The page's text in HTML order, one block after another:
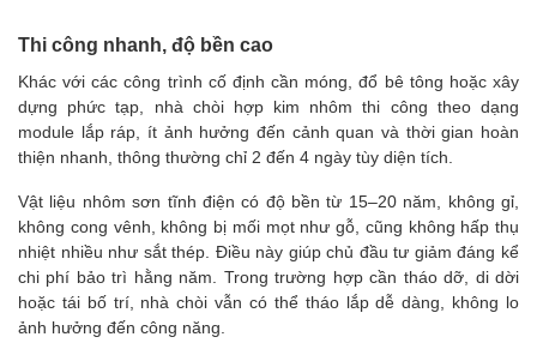
Thi công nhanh, độ bền cao
Khác với các công trình cố định cần móng, đổ bê tông hoặc xây
dựng phức tạp, nhà chòi hợp kim nhôm thi công theo dạng
module lắp ráp, ít ảnh hưởng đến cảnh quan và thời gian hoàn
thiện nhanh, thông thường chỉ 2 đến 4 ngày tùy diện tích.
Vật liệu nhôm sơn tĩnh điện có độ bền từ 15–20 năm, không gỉ,
không cong vênh, không bị mối mọt như gỗ, cũng không hấp thụ
nhiệt nhiều như sắt thép. Điều này giúp chủ đầu tư giảm đáng kể
chi phí bảo trì hằng năm. Trong trường hợp cần tháo dỡ, di dời
hoặc tái bố trí, nhà chòi vẫn có thể tháo lắp dễ dàng, không lo
ảnh hưởng đến công năng.